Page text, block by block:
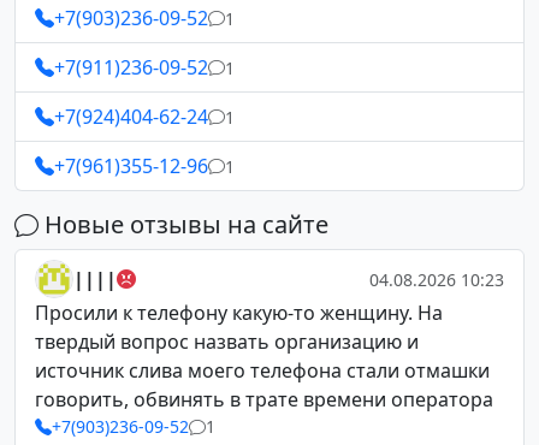
+7(903)236-09-52 1
+7(911)236-09-52 1
+7(924)404-62-24 1
+7(961)355-12-96 1
Новые отзывы на сайте
|||| 04.08.2026 10:23
Просили к телефону какую-то женщину. На
твердый вопрос назвать организацию и
источник слива моего телефона стали отмашки
говорить, обвинять в трате времени оператора
+7(903)236-09-52 1